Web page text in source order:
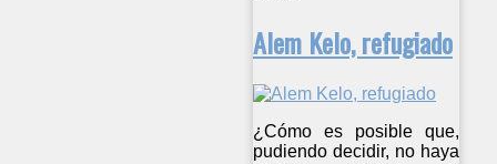
Alem Kelo, refugiado
¿Cómo es posible que,
pudiendo decidir, no haya